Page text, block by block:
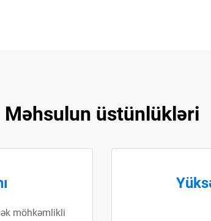
Məhsulun üstünlükləri
möhkəmlikli